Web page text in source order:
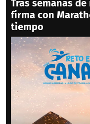
Tras semanas
firma con
tiempo